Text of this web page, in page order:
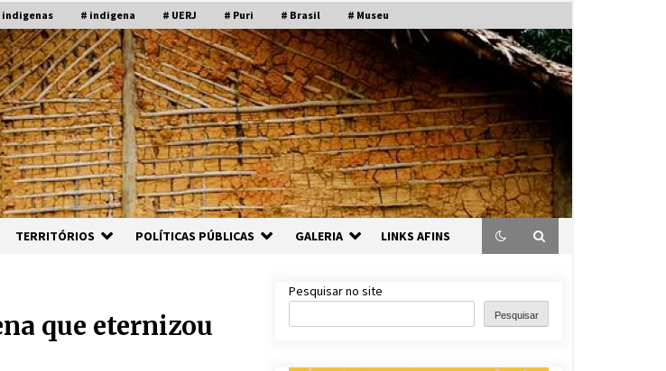
indigenas # indigena # UERJ # Puri # Brasil # Museu
TERRITÓRIOS POLÍTICAS PÚBLICAS GALERIA LINKS AFINS
que eternizou
Pesquisar no site
Pesquisar